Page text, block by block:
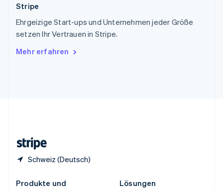
Stripe
Ehrgeizige Start-ups und Unternehmen jeder Größe
setzen Ihr Vertrauen in Stripe.
Mehr erfahren
Schweiz (Deutsch)
Thailand
Tschechische Republik
English
English
Produkte und
Lösungen